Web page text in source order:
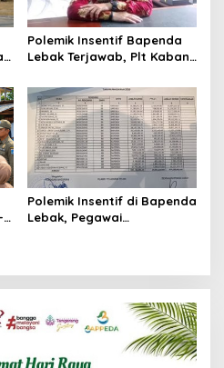
Polemik Insentif Bapenda
Lebak Terjawab, Plt Kaban:
KPI dan SK Bupati
Polemik Insentif di Bapenda
Lebak, Pegawai